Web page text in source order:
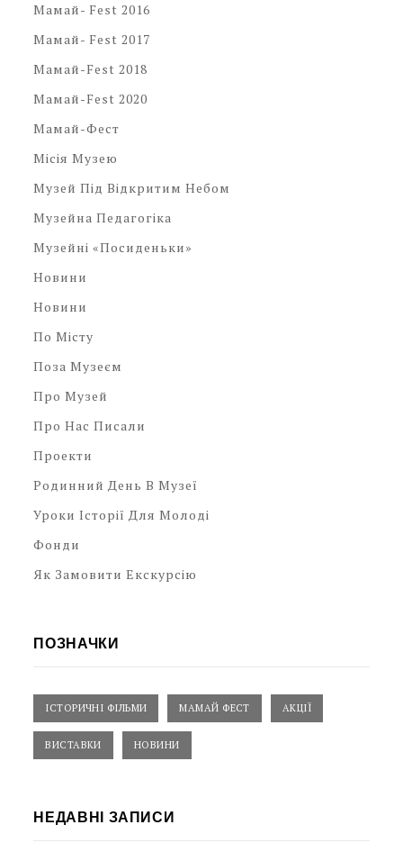
Мамай- Fest 2016
Мамай- Fest 2017
Мамай-Fest 2018
Мамай-Fest 2020
Мамай-Фест
Місія Музею
Музей Під Відкритим Небом
Музейна Педагогіка
Музейні «посиденьки»
Новини
Новини
По Місту
Поза Музеєм
Про Музей
Про Нас Писали
Проекти
Родинний День В Музеї
Уроки Історії Для Молоді
Фонди
Як Замовити Екскурсію
ПОЗНАЧКИ
ІСТОРИЧНІ ФІЛЬМИ МАМАЙ ФЕСТ АКЦІЇ
ВИСТАВКИ НОВИНИ
НЕДАВНІ ЗАПИСИ